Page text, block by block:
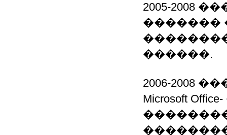
2005-2008
�������
������.
2006-2008
Microsoft